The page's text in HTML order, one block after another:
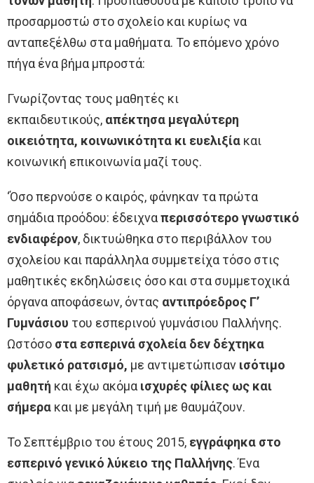
προσαρμοστώ στο σχολείο και κυρίως να
ανταπεξέλθω στα μαθήματα. Το επόμενο χρόνο
πήγα ένα βήμα μπροστά:
Γνωρίζοντας τους μαθητές κι
εκπαιδευτικούς, απέκτησα μεγαλύτερη
οικειότητα, κοινωνικότητα κι ευελιξία και
κοινωνική επικοινωνία μαζί τους.
‘Όσο περνούσε ο καιρός, φάνηκαν τα πρώτα
σημάδια προόδου: έδειχναπερισσότερο γνωστικό
ενδιαφέρον, δικτυώθηκα στο περιβάλλον του
σχολείου και παράλληλα συμμετείχα τόσο στις
μαθητικές εκδηλώσεις όσο και στα συμμετοχικά
όργανα αποφάσεων, όντας αντιπρόεδρος Γ’
Γυμνάσιου του εσπερινού γυμνάσιου Παλλήνης.
Ωστόσο στα εσπερινά σχολεία δεν δέχτηκα
φυλετικό ρατσισμό, με αντιμετώπισαν ισότιμο
μαθητή και έχω ακόμαισχυρές φίλιες ως και
σήμερα και με μεγάλη τιμή με θαυμάζουν.
Το Σεπτέμβριο του έτους 2015, εγγράφηκα στο
εσπερινό γενικό λύκειο της Παλλήνης. Ένα